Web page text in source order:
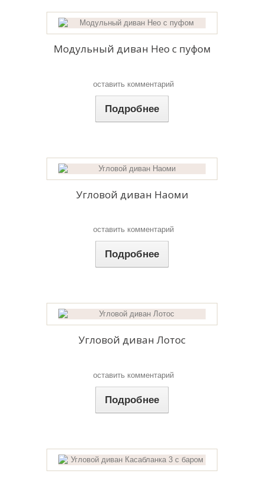
Модульный диван Нео с пуфом
оставить комментарий
Подробнее
Угловой диван Наоми
оставить комментарий
Подробнее
Угловой диван Лотос
оставить комментарий
Подробнее